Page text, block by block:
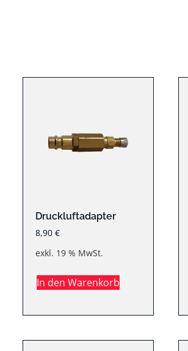
Druckluftadapter
8,90€
exkl. 19 % MwSt.
In den Warenkorb